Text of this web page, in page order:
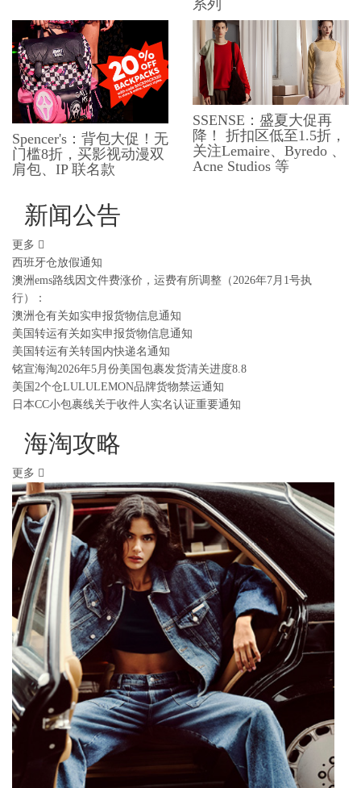
系列
Spencer's：背包大促！无
门槛8折，买影视动漫双
肩包、​​IP 联名款
SSENSE：盛夏大促再
降！ 折扣区低至1.5折，
关注Lemaire、Byredo 、
Acne Studios 等
新闻公告
更多
西班牙仓放假通知
澳洲ems路线因文件费涨价，运费有所调整（2026年7月1号执
行）：
澳洲仓有关如实申报货物信息通知
美国转运有关如实申报货物信息通知
美国转运有关转国内快递名通知
铭宣海淘2026年5月份美国包裹发货清关进度8.8
美国2个仓LULULEMON品牌货物禁运通知
日本CC小包裹线关于收件人实名认证重要通知
海淘攻略
更多